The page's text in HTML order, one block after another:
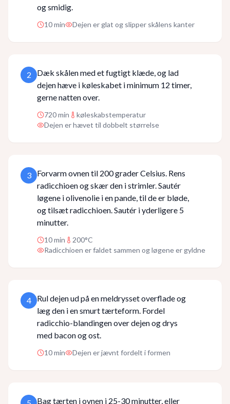
og smidig.
10min Dejen er glat og slipper skålens kanter
2
Dæk skålen med et fugtigt klæde, og lad
dejen hæve i køleskabet i minimum 12 timer,
gerne natten over.
720min
køleskabstemperatur
Dejen er hævet til dobbelt størrelse
3
Forvarm ovnen til 200 grader Celsius. Rens
radicchioen og skær den i strimler. Sautér
løgene i olivenolie i en pande, til de er bløde,
og tilsæt radicchioen. Sautér i yderligere 5
minutter.
10min
200°C
Radicchioen er faldet sammen og løgene er gyldne
4
Rul dejen ud på en meldrysset overflade og
læg den i en smurt tærteform. Fordel
radicchio-blandingen over dejen og drys
med bacon og ost.
10min Dejen er jævnt fordelt i formen
Bag tærten i ovnen i 25-30 minutter, eller